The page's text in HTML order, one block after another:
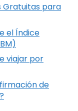
Gratuitas para
el Índice
viajar por
de